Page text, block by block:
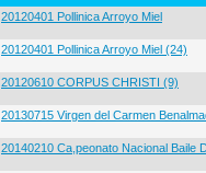
20120401 Pollinica Arroyo Miel
20120401 Pollinica Arroyo Miel (24)
20120610 CORPUS CHRISTI (9)
20130715 Virgen del Carmen
20140210 Ca,peonato Nacional Baile